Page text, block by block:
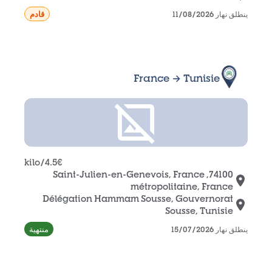
ينطلق نهار 11/08/2026 قادم
France → Tunisie
4.5€
/kilo
74100, Saint-Julien-en-Genevois, France
métropolitaine, France
Délégation Hammam Sousse, Gouvernorat
Sousse, Tunisie
ينطلق نهار 15/07/2026 منتهية